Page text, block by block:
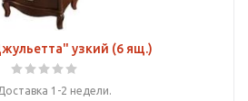
узкий (6 ящ.)
Доставка 1-2 недели.